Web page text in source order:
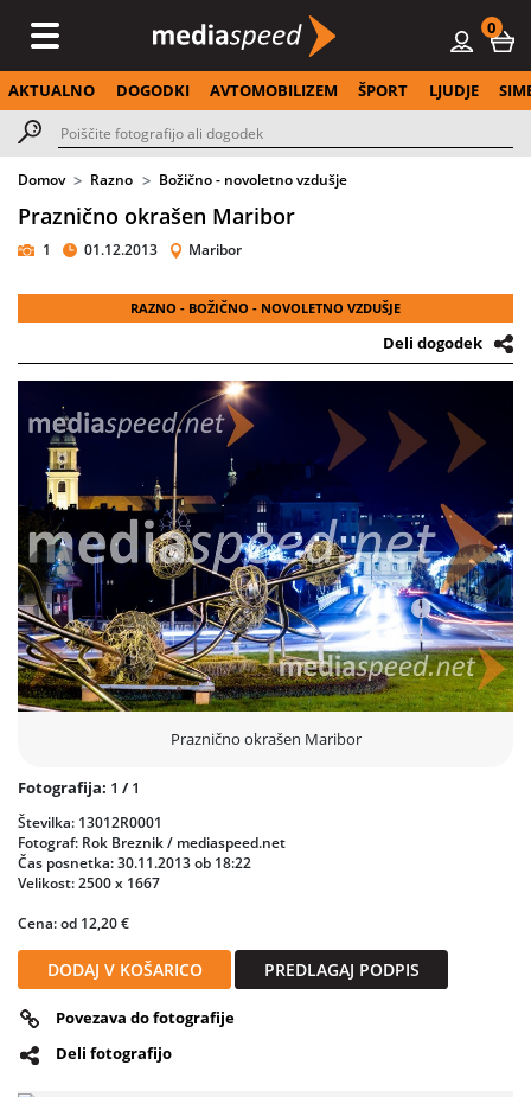
0
AKTUALNO DOGODKI AVTOMOBILIZEM ŠPORT LJUDJE
Domov Razno Božično - novoletno vzdušje
Praznično okrašen Maribor
1 01.12.2013 Maribor
RAZNO - BOŽIČNO - NOVOLETNO VZDUŠJE
Deli dogodek
Praznično okrašen Maribor
Prejšnja
Fotografija: 1 /1
Številka: 13012R0001
Fotograf: Rok Breznik / mediaspeed.net
Čas posnetka: 30.11.2013 ob 18:22
Velikost: 2500 x 1667
Cena: od 12,20 €
DODAJ V KOŠARICO PREDLAGAJ PODPIS
Povezava do fotografije
Deli fotografijo